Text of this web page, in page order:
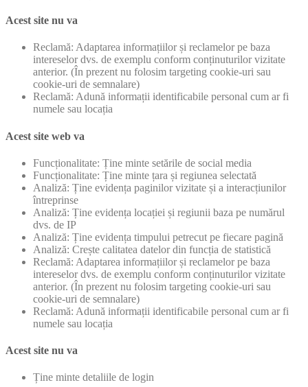
Acest site nu va
Reclamă: Adaptarea informațiilor și reclamelor pe baza
intereselor dvs. de exemplu conform conținuturilor vizitate
anterior. (În prezent nu folosim targeting cookie-uri sau
cookie-uri de semnalare)
Reclamă: Adună informații identificabile personal cum ar fi
numele sau locația
Acest site web va
Funcționalitate: Ține minte setările de social media
Funcționalitate: Ține minte țara și regiunea selectată
Analiză: Ține evidența paginilor vizitate și a interacțiunilor
întreprinse
Analiză: Ține evidența locației și regiunii baza pe numărul
dvs. de IP
Analiză: Ține evidența timpului petrecut pe fiecare pagină
Analiză: Crește calitatea datelor din funcția de statistică
Reclamă: Adaptarea informațiilor și reclamelor pe baza
intereselor dvs. de exemplu conform conținuturilor vizitate
anterior. (În prezent nu folosim targeting cookie-uri sau
cookie-uri de semnalare)
Reclamă: Adună informații identificabile personal cum ar fi
numele sau locația
Acest site nu va
Ține minte detaliile de login